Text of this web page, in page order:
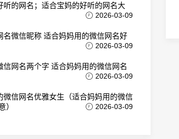
听的网名；适合宝妈的好听的网名大
2026-03-09
名微信昵称 适合妈妈用的微信网名好
2026-03-09
信网名两个字 适合妈妈用的微信网名
2026-03-09
微信网名优雅女生（适合妈妈用的微信
）
2026-03-09